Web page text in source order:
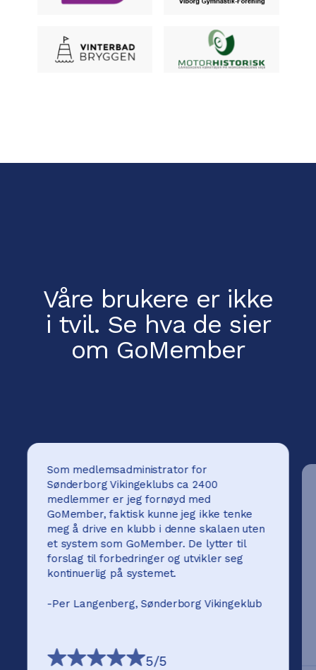
Våre brukere er ikke
i tvil. Se hva de sier
om GoMember
Som medlemsadministrator for
Sønderborg Vikingeklubs ca 2400
medlemmer er jeg fornøyd med
GoMember, faktisk kunne jeg ikke tenke
meg å drive en klubb i denne skalaen uten
et system som GoMember. De lytter til
forslag til forbedringer og utvikler seg
kontinuerlig på systemet.
-Per Langenberg, Sønderborg Vikingeklub
5/5